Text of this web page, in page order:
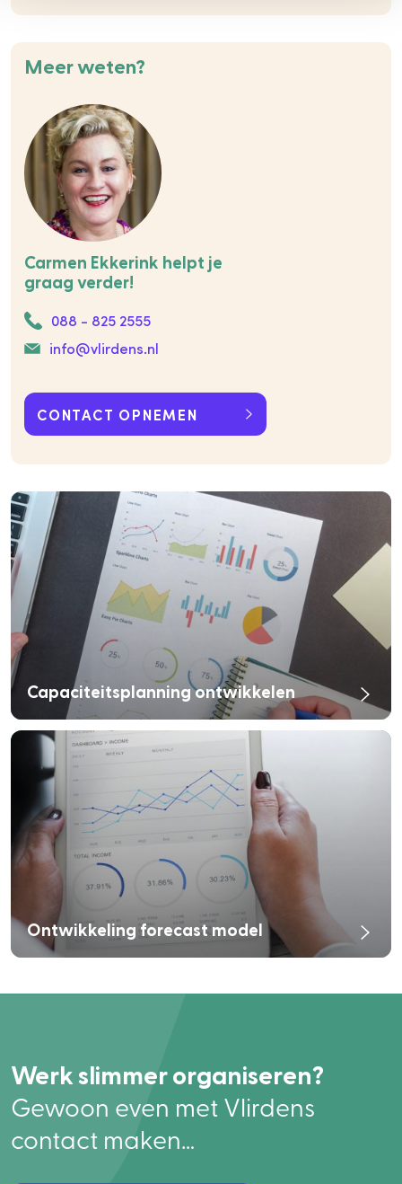
Meer weten?
Carmen Ekkerink helpt je
graag verder!
088 - 825 2555
info@vlirdens.nl
CONTACT OPNEMEN
Capaciteitsplanning ontwikkelen
Ontwikkeling forecast model
Werk slimmer organiseren?
Gewoon even met Vlirdens
contact maken…